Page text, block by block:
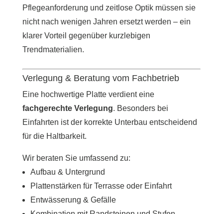
Pflegeanforderung und zeitlose Optik müssen sie
nicht nach wenigen Jahren ersetzt werden – ein
klarer Vorteil gegenüber kurzlebigen
Trendmaterialien.
Verlegung & Beratung vom Fachbetrieb
Eine hochwertige Platte verdient eine
fachgerechte Verlegung. Besonders bei
Einfahrten ist der korrekte Unterbau entscheidend
für die Haltbarkeit.
Wir beraten Sie umfassend zu:
Aufbau & Untergrund
Plattenstärken für Terrasse oder Einfahrt
Entwässerung & Gefälle